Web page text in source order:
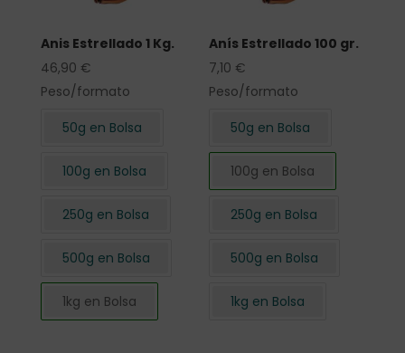
Anis Estrellado 1 Kg.
46,90 €
Peso/formato
50g en Bolsa
100g en Bolsa
250g en Bolsa
500g en Bolsa
1kg en Bolsa
Anís Estrellado 100 gr.
7,10 €
Peso/formato
50g en Bolsa
100g en Bolsa
250g en Bolsa
500g en Bolsa
1kg en Bolsa